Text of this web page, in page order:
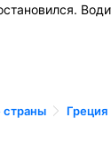
страны Греция